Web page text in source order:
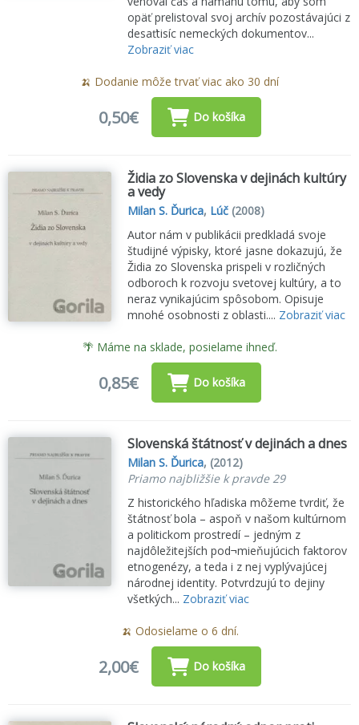
opäť prelistoval svoj archív pozostávajúci z
desaťtisíc nemeckých dokumentov...
Zobraziť viac
🍌 Dodanie môže trvať viac ako 30 dní
0,50€ Do košíka
Židia zo Slovenska v dejinách kultúry
a vedy
Milan S. Ďurica, Lúč (2008)
Autor nám v publikácii predkladá svoje
študijné výpisky, ktoré jasne dokazujú, že
Židia zo Slovenska prispeli v rozličných
odboroch k rozvoju svetovej kultúry, a to
neraz vynikajúcim spôsobom. Opisuje
mnohé osobnosti z oblasti.... Zobraziť viac
🌴 Máme na sklade, posielame ihneď.
0,85€ Do košíka
Slovenská štátnosť v dejinách a dnes
Milan S. Ďurica, (2012)
Priamo najbližšie k pravde 29
Z historického hľadiska môžeme tvrdiť, že
štátnosť bola – aspoň v našom kultúrnom
a politickom prostredí – jedným z
najdôležitejších pod¬mieňujúcich faktorov
etnogenézy, a teda i z nej vyplývajúcej
národnej identity. Potvrdzujú to dejiny
všetkých... Zobraziť viac
🍌 Odosielame o 6 dní.
2,00€ Do košíka